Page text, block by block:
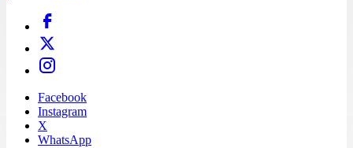
Facebook
Instagram
X
WhatsApp